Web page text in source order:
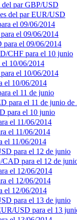
del par GBP/USD
del par EUR/USD
el 09/06/2014
el 09/06/2014
el 09/06/2014
CHF para el 10 junio
10/06/2014
el 10/06/2014
el 10/06/2014
el 11 de junio
para el 11 de junio de
para el 10 junio
el 11/06/2014
el 11/06/2014
el 11/06/2014
para el 12 de junio
para el 12 de
el 12/06/2014
el 12/06/2014
el 12/06/2014
para el 13 de junio
USD para el 13